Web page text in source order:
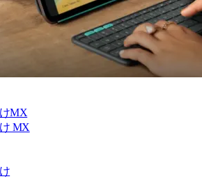
MX
MX